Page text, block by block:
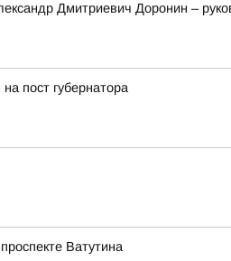
Дмитриевич Доронин –
пост губернатора
Ватутина